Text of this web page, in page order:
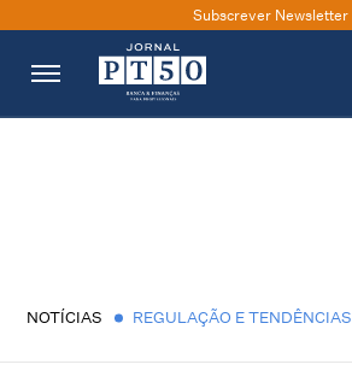
Subscrever Newsletter
NOTÍCIAS REGULAÇÃO E TENDÊNCIAS